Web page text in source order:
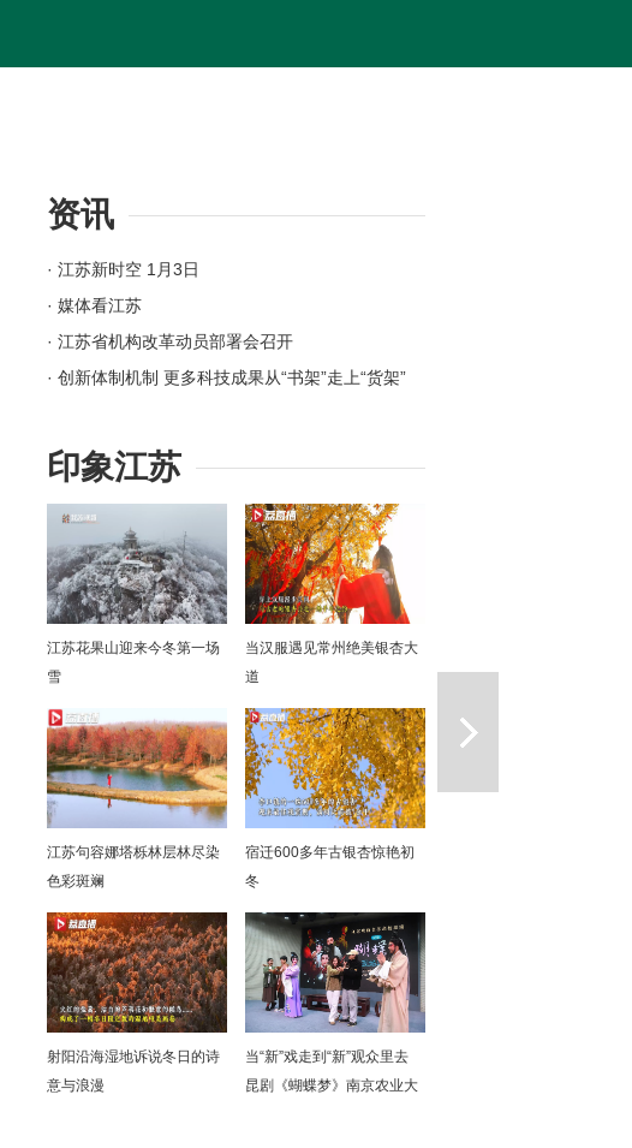
资讯
· 江苏新时空 1月3日
· 媒体看江苏
· 江苏省机构改革动员部署会召开
· 创新体制机制 更多科技成果从“书架”走上“货架”
· 苏州：奋力打造全球具有领先地位的“智造之城”
· 【改变在身边】今年起扬州环卫工享免费早餐
· 江苏高速公路因雾霾特级管制均已解除
印象江苏
江苏花果山迎来今冬第一场
雪
当汉服遇见常州绝美银杏大
道
江苏句容娜塔栎林层林尽染
色彩斑斓
宿迁600多年古银杏惊艳初
冬
射阳沿海湿地诉说冬日的诗
意与浪漫
当“新”戏走到“新”观众里去
昆剧《蝴蝶梦》南京农业大